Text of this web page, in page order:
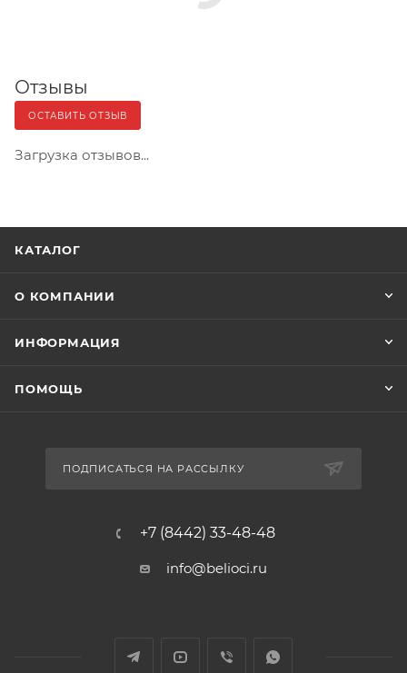
Отзывы
ОСТАВИТЬ ОТЗЫВ
Загрузка отзывов...
КАТАЛОГ
О КОМПАНИИ
ИНФОРМАЦИЯ
ПОМОЩЬ
ПОДПИСАТЬСЯ НА РАССЫЛКУ
+7 (8442) 33-48-48
info@belioci.ru